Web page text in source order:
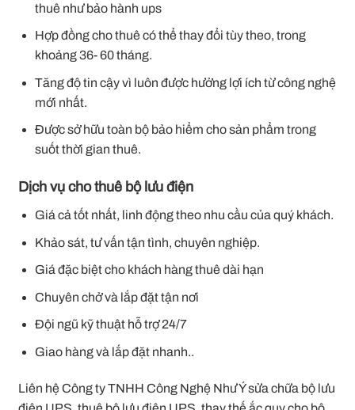
thuê như bảo hành ups
Hợp đồng cho thuê có thể thay đổi tùy theo, trong
khoảng 36- 60 tháng.
Tăng độ tin cậy vì luôn được hưởng lợi ích từ công nghệ
mới nhất.
Được sở hữu toàn bộ bảo hiểm cho sản phẩm trong
suốt thời gian thuê.
Dịch vụ cho thuê bộ lưu điện
Giá cả tốt nhất, linh động theo nhu cầu của quý khách.
Khảo sát, tư vấn tận tình, chuyên nghiệp.
Giá đặc biệt cho khách hàng thuê dài hạn
Chuyên chở và lắp đặt tận nơi
Đội ngũ kỹ thuật hỗ trợ 24/7
Giao hàng và lắp đặt nhanh..
Liên hệ Công ty TNHH Công Nghệ Như Ý sửa chữa bộ lưu